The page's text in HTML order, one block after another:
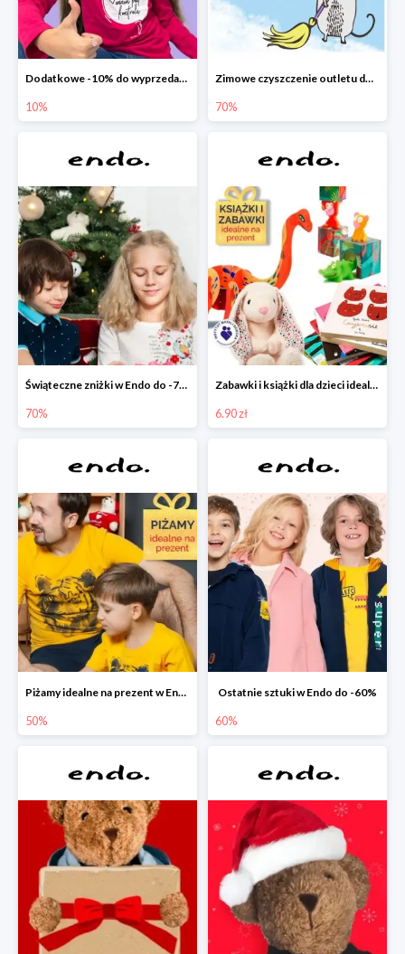
Dodatkowe -10% do wyprzedaży w Endo
10%
Zimowe czyszczenie outletu do -70%
70%
Świąteczne zniżki w Endo do -70%
70%
Zabawki i książki dla dzieci idealne na prezent w Endo od 6,90 zł
6.90 zł
Piżamy idealne na prezent w Endo do -50%
50%
Ostatnie sztuki w Endo do -60%
60%